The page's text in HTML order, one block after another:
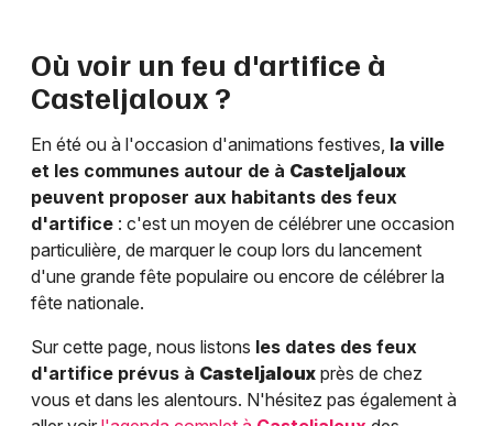
Où voir un feu d'artifice à
Casteljaloux ?
En été ou à l'occasion d'animations festives, la ville
et les communes autour de à Casteljaloux
peuvent proposer aux habitants des feux
d'artifice : c'est un moyen de célébrer une occasion
particulière, de marquer le coup lors du lancement
d'une grande fête populaire ou encore de célébrer la
fête nationale.
Sur cette page, nous listons les dates des feux
d'artifice prévus à Casteljaloux près de chez
vous et dans les alentours. N'hésitez pas également à